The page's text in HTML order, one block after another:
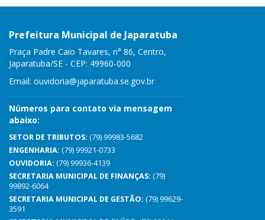
Prefeitura Municipal de Japaratuba
Praça Padre Caio Tavares, n° 86, Centro,
Japaratuba/SE - CEP: 49960-000
Email: ouvidoria@japaratuba.se.gov.br
Números para contato via mensagem
abaixo:
SETOR DE TRIBUTOS: (79) 99983-5682
ENGENHARIA: (79) 99921-0733
OUVIDORIA: (79) 99936-4139
SECRETARIA MUNICIPAL DE FINANÇAS: (79)
99892-6064
SECRETARIA MUNICIPAL DE GESTÃO: (79) 99629-
3591